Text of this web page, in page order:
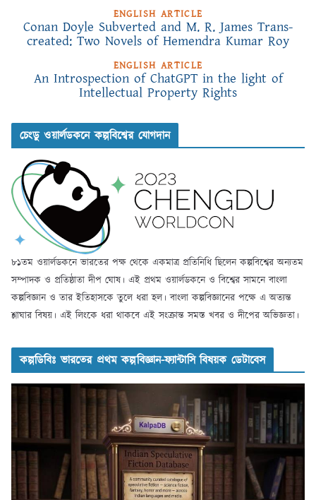
ENGLISH ARTICLE
Conan Doyle Subverted and M. R. James Trans-
created: Two Novels of Hemendra Kumar Roy
ENGLISH ARTICLE
An Introspection of ChatGPT in the light of
Intellectual Property Rights
চেংডু ওয়ার্লডকনে কল্পবিশ্বের যোগদান
৮১তম ওয়ার্লডকনে ভারতের পক্ষ থেকে একমাত্র প্রতিনিধি ছিলেন কল্পবিশ্বের অন্যতম
সম্পাদক ও প্রতিষ্ঠাতা দীপ ঘোষ। এই প্রথম ওয়ার্লডকনে ও বিশ্বের সামনে বাংলা
কল্পবিজ্ঞান ও তার ইতিহাসকে তুলে ধরা হল। বাংলা কল্পবিজ্ঞানের পক্ষে এ অত্যন্ত
শ্লাঘার বিষয়। এই লিংকে ধরা থাকবে এই সংক্রান্ত সমস্ত খবর ও দীপের অভিজ্ঞতা।
কল্পডিবিঃ ভারতের প্রথম কল্পবিজ্ঞান-ফ্যান্টাসি বিষয়ক ডেটাবেস